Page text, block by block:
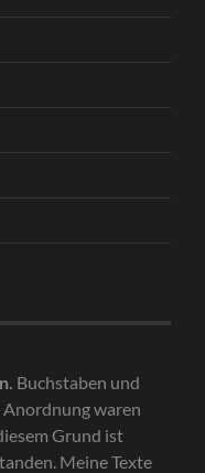
Buchstaben und
waren
Grund ist
Meine Texte